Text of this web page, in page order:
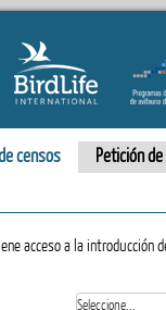
censos Petición
acceso a la